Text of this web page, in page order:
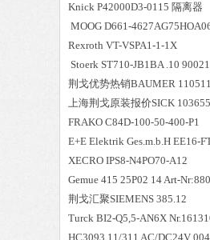
Knick P42000D3-0115 隔离器
MOOG D661-
Rexroth VT-VSPA1-1-1X
Stoerk ST710-JB1BA .10
荆戈优势热销BAUMER
上海荆戈原装报价SICK
FRAKO C84D-100-50-400-P1
E+E Elektrik Ges.m.b.H EE16-
XECRO IPS8-N4PO70-A12
Gemue 415 25P02 14 Art-
荆戈汇聚SIEMENS 385.12
Turck BI2-Q5,5-AN6X
HC3093.11/311 AC/DC24V